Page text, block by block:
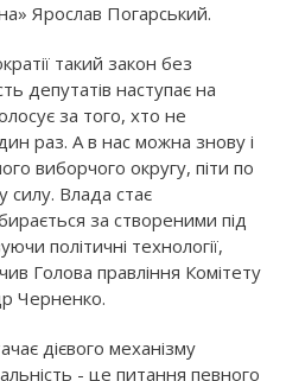
Ярослав Погарський.
такий закон без
депутатів наступає на
за того, хто не
раз. А в нас можна знову і
виборчого округу, піти по
силу. Влада стає
за створеними під
політичні технології,
Голова правління Комітету
Черненко.
дієвого механізму
- це питання певного